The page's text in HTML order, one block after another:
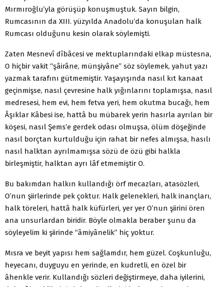
Mırmıroğlu’yla görüşüp konuşmuştuk. Sayın bilgin,
Rumcasının da XIII. yüzyılda Anadolu’da konuşulan halk
Rumcası olduğunu kesin olarak söylemişti.
Zaten Mesnevî dîbâcesi ve mektuplarındaki elkap müstesna,
O hiçbir vakit “şâirâne, münşiyâne” söz söylemek, yahut yazı
yazmak tarafını gütmemiştir. Yaşayışında nasıl kıt kanaat
geçinmişse, nasıl çevresine halk yığınlarını toplamışsa, nasıl
medresesi, hem evi, hem fetva yeri, hem okutma bucağı, hem
Âşıklar Kâbesi ise, hattâ bu mübarek yerin hasırla ayrılan bir
köşesi, nasıl Şems’e gerdek odası olmuşsa, ölüm döşeğinde
nasıl borçtan kurtulduğu için rahat bir nefes almışsa, hasılı
nasıl halktan ayrılmamışsa sözü de özü gibi halkla
birleşmiştir, halktan ayrı lâf etmemiştir O.
Bu bakımdan halkın kullandığı örf mecazları, atasözleri,
O’nun şiirlerinde pek çoktur. Halk gelenekleri, halk inançları,
halk töreleri, hattâ halk küfürleri, yer yer O’nun şiirini ören
ana unsurlardan biridir. Böyle olmakla beraber şunu da
söyleyelim ki şiirinde “âmiyânelik” hiç yoktur.
Mısra ve beyit yapısı hem sağlamdır, hem güzel. Coşkunluğu,
heyecanı, duyguyu en yerinde, en kudretli, en özel bir
âhenkle verir. Kullandığı sözleri değiştirmeye, daha iyilerini,